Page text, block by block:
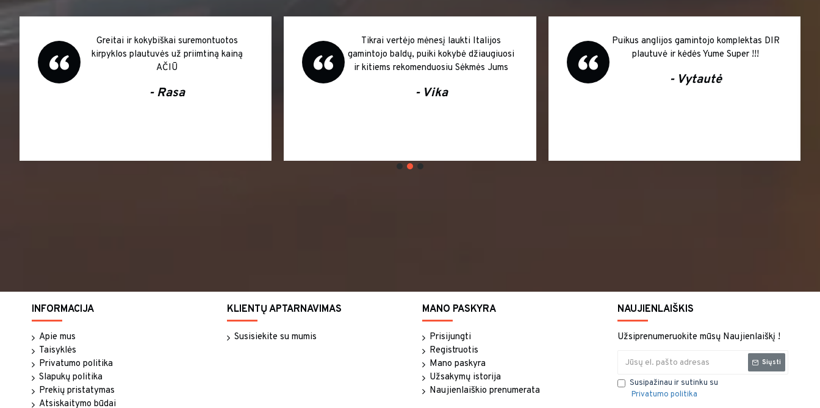
Greitai ir kokybiškai suremontuotos
kirpyklos plautuvės už priimtiną kainą
AČIŪ
- Rasa
Tikrai vertėjo mėnesį laukti Italijos
gamintojo baldų, puiki kokybė džiaugiuosi
ir kitiems rekomenduosiu Sėkmės Jums
- Vika
Puikus anglijos gamintojo komplektas DIR
plautuvė ir kėdės Yume Super !!!
- Vytautė
INFORMACIJA
Apie mus
Taisyklės
Privatumo politika
Slapukų politika
Prekių pristatymas
Atsiskaitymo būdai
KLIENTŲ APTARNAVIMAS
Susisiekite su mumis
MANO PASKYRA
Prisijungti
Registruotis
Mano paskyra
Užsakymų istorija
Naujienlaiškio prenumerata
NAUJIENLAIŠKIS
Užsiprenumeruokite mūsų Naujienlaiškį !
Siųsti
Susipažinau ir sutinku su
Privatumo politika